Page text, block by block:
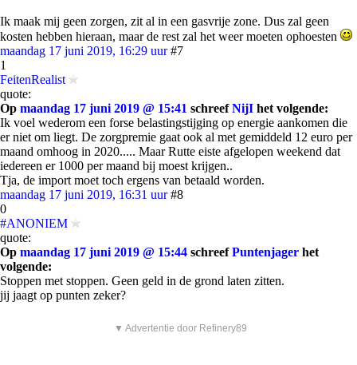
Ik maak mij geen zorgen, zit al in een gasvrije zone. Dus zal geen
kosten hebben hieraan, maar de rest zal het weer moeten ophoesten
maandag 17 juni 2019, 16:29 uur #7
1
FeitenRealist
quote:
Op maandag 17 juni 2019 @ 15:41 schreefNijI het volgende:
Ik voel wederom een forse belastingstijging op energie aankomen die
er niet om liegt. De zorgpremie gaat ook al met gemiddeld 12 euro per
maand omhoog in 2020..... Maar Rutte eiste afgelopen weekend dat
iedereen er 1000 per maand bij moest krijgen..
Tja, de import moet toch ergens van betaald worden.
maandag 17 juni 2019, 16:31 uur #8
0
#ANONIEM
quote:
Op maandag 17 juni 2019 @ 15:44 schreefPuntenjager het
volgende:
Stoppen met stoppen. Geen geld in de grond laten zitten.
jij jaagt op punten zeker?
▼ Advertentie door Refinery89